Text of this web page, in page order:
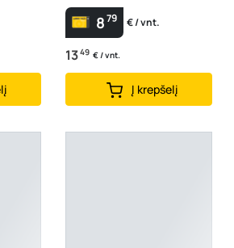
879 € / vnt.
1349 € / vnt.
Į krepšelį